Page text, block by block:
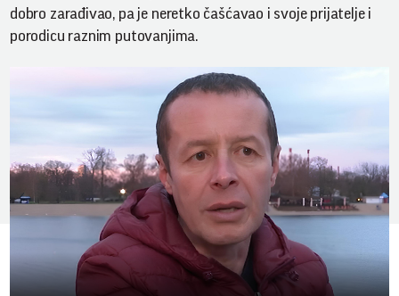
dobro zarađivao, pa je neretko čašćavao i svoje prijatelje i
porodicu raznim putovanjima.